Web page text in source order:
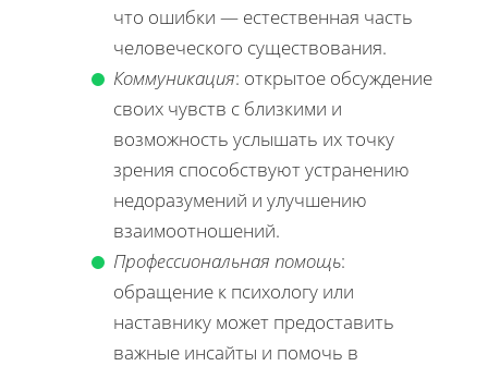
что ошибки — естественная часть
человеческого существования.
Коммуникация: открытое обсуждение
своих чувств с близкими и
возможность услышать их точку
зрения способствуют устранению
недоразумений и улучшению
взаимоотношений.
Профессиональная помощь:
обращение к психологу или
наставнику может предоставить
важные инсайты и помочь в